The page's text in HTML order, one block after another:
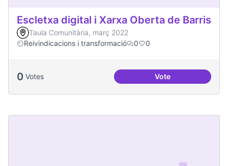
Escletxa digital i Xarxa Oberta de Barris
Taula Comunitària, març 2022
Reivindicacions i transformació
0 0
0 Votes VoteEscletxa digital i